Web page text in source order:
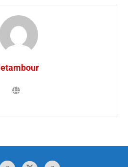
letambour